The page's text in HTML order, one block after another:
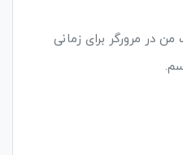
در مرورگر برای زمانی